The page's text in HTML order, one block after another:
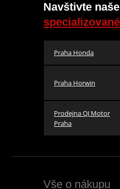
Navštivte naše
Praha Honda
Praha Horwin
Prodejna QJ Motor
Praha
Vše o nákupu